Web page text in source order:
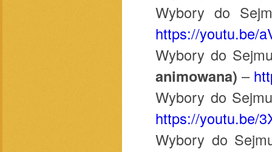
Wybory do
https://youtu.be/
Wybory do
animowana) –
Wybory do
https://youtu.be/
Wybory do